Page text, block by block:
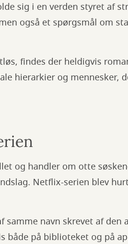
sig i en verden styret af
også et spørgsmål om
findes der heldigvis
hierarkier og mennesker,
og handler om otte
Netflix-serien blev
samme navn skrevet af den
både på biblioteket og på